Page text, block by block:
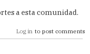
a esta comunidad.
Log in to post comments